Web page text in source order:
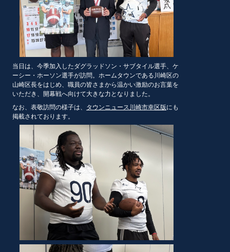
当日は、今季加入したダグラッドソン・サブタイル選手、ケ
ーシー・ホーソン選手が訪問。ホームタウンである川崎区の
山崎区長をはじめ、職員の皆さまから温かい激励のお言葉を
いただき、開幕戦へ向けて大きな力となりました。
なお、表敬訪問の様子は、 タウンニュース川崎市幸区版にも
掲載されております。